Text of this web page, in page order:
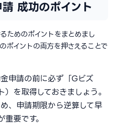
成功のポイント
ためのポイントをまとめまし
ポイントの両方を押さえることで
申請の前に必ず「Gビズ
を取得しておきましょう。
、申請期限から逆算して早
要です。